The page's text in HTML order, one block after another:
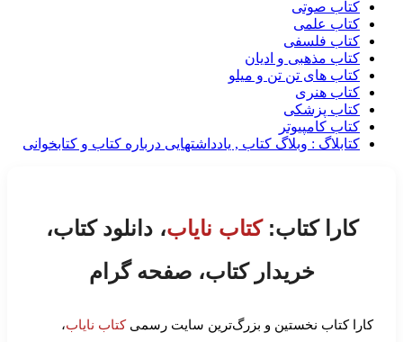
کتاب صوتی
کتاب علمی
کتاب فلسفی
کتاب مذهبی و ادیان
کتاب های تن تن و میلو
کتاب هنری
کتاب پزشکی
کتاب کامپیوتر
کتابلاگ : وبلاگ کتاب , یادداشتهایی درباره کتاب و کتابخوانی
کارا کتاب:کتاب نایاب، دانلود کتاب،
خریدار کتاب، صفحه گرام
کارا کتاب نخستین و بزرگ‌ترین سایت رسمیکتاب نایاب،